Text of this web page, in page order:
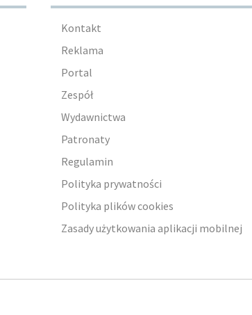
Kontakt
Reklama
Portal
Zespół
Wydawnictwa
Patronaty
Regulamin
Polityka prywatności
Polityka plików cookies
Zasady użytkowania aplikacji mobilnej